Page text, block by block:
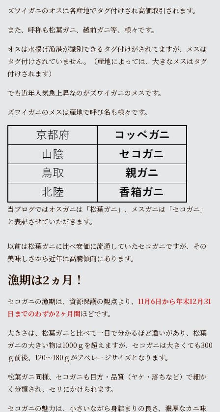
ズワイガニのオスは各産地でタグ付けされ高価取引されます。
また、呼称も松葉ガニ、越前ガニ等、様々です。
オスは水揚げ漁港が識別できるタグ付けがされてますが、メスは
タグ付けされていません。（産地によっては、大きなメスはタグ
付けされます）
でも近年人気急上昇なのがズワイガニのメスです。
ズワイガニのメスは産地で呼び名も様々です。
当ブログではオスガニは「松葉ガニ」、メスガニは「セコガニ」
と表記させていただきます。
以前は松葉ガニに比べ安価に流通していたセコガニですが、その
美味しさから近年は高騰傾向にあります。
漁期は2ヵ月！
セコガニの漁期は、資源保護の観点より、 11月6日から年末12月31
日までのわずか2ヶ月間ほどです。
大きさは、松葉ガニと比べて一目で分かるほど違いがあり、松葉
ガニの大きい物は1000ｇを超えますが、セコガニは大きくても300
ｇ前後、120〜180ｇがアベレージサイズとなります。
松葉ガニ同様、セコガニも目方・品質（ヤケ・落ちなど）で細か
く分類され、セリにかけられます。
セコガニの魅力は、小さいながら身詰まりの良さ、濃厚なカニ味